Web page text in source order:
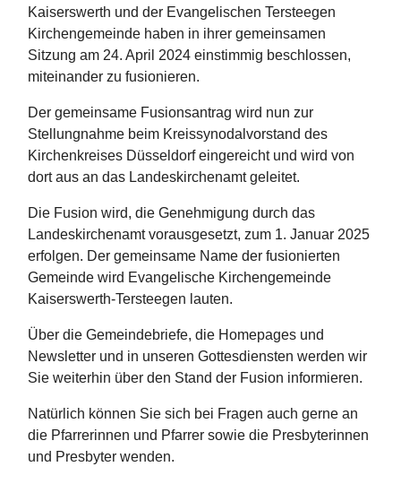
Kaiserswerth und der Evangelischen Tersteegen
Kirchengemeinde haben in ihrer gemeinsamen
Sitzung am 24. April 2024 einstimmig beschlossen,
miteinander zu fusionieren.
Der gemeinsame Fusionsantrag wird nun zur
Stellungnahme beim Kreissynodalvorstand des
Kirchenkreises Düsseldorf eingereicht und wird von
dort aus an das Landeskirchenamt geleitet.
Die Fusion wird, die Genehmigung durch das
Landeskirchenamt vorausgesetzt, zum 1. Januar 2025
erfolgen. Der gemeinsame Name der fusionierten
Gemeinde wird Evangelische Kirchengemeinde
Kaiserswerth-Tersteegen lauten.
Über die Gemeindebriefe, die Homepages und
Newsletter und in unseren Gottesdiensten werden wir
Sie weiterhin über den Stand der Fusion informieren.
Natürlich können Sie sich bei Fragen auch gerne an
die Pfarrerinnen und Pfarrer sowie die Presbyterinnen
und Presbyter wenden.